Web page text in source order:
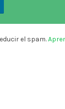
el spam.